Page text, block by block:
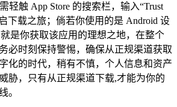
轻触 App Store 的搜索栏，输入“Trust
下载之旅；倘若你使用的是 Android 设
就是你获取该应用的理想之地，在整个
必时刻保持警惕，确保从正规渠道获取
化的时代，稍有不慎，个人信息和资产
胁，只有从正规渠道下载,才能为你的
。